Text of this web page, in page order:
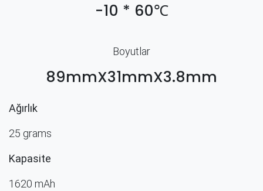
-10 * 60℃
Boyutlar
89mmX31mmX3.8mm
Ağırlık
25 grams
Kapasite
1620 mAh